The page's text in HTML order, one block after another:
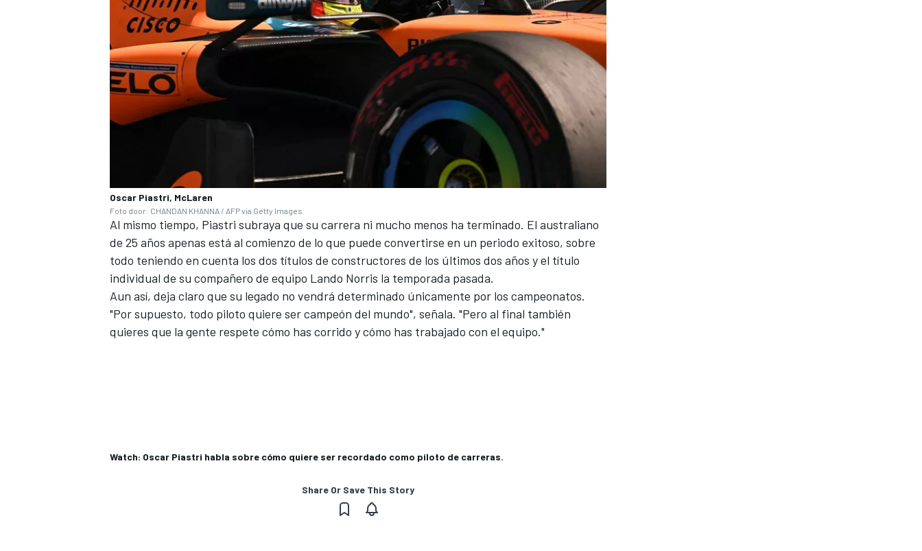
Oscar Piastri, McLaren
Foto door: CHANDAN KHANNA / AFP via Getty Images
Al mismo tiempo, Piastri subraya que su carrera ni mucho menos ha terminado. El australiano
de 25 años apenas está al comienzo de lo que puede convertirse en un periodo exitoso, sobre
todo teniendo en cuenta los dos títulos de constructores de los últimos dos años y el título
individual de su compañero de equipo Lando Norris la temporada pasada.
Aun así, deja claro que su legado no vendrá determinado únicamente por los campeonatos.
"Por supuesto, todo piloto quiere ser campeón del mundo", señala. "Pero al final también
quieres que la gente respete cómo has corrido y cómo has trabajado con el equipo."
Watch: Oscar Piastri habla sobre cómo quiere ser recordado como piloto de carreras.
Share Or Save This Story